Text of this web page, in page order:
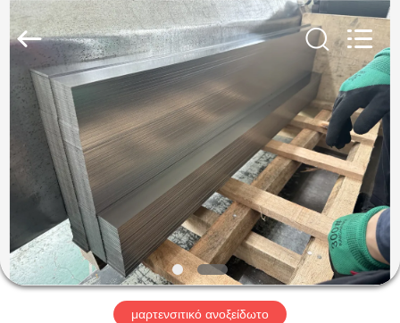
ΣΠΊΤΙ
ΠΡΟΪΌΝΤΑ
ΒΊΝΤΕΟ
ΠΕΡΊΠΟΥ
ΕΜΕΊΣ
Special
Steel
Co.,
Ltd.
Reserved.
μαρτενσιτικό ανοξείδωτο